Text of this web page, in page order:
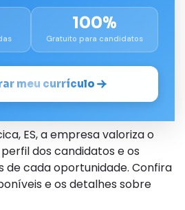
100%
Gratuito para candidatos
meu currículo
ES, a empresa valoriza o
dos candidatos e os
de cada oportunidade. Confira
e os detalhes sobre